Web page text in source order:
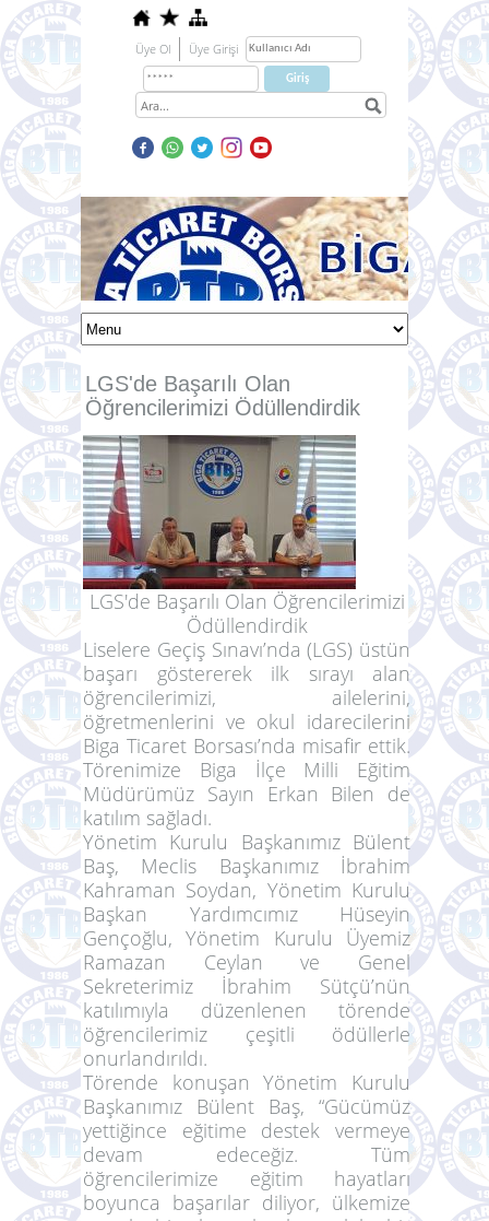
Üye Ol Üye Girişi
LGS'de Başarılı Olan
Öğrencilerimizi Ödüllendirdik
LGS'de Başarılı Olan Öğrencilerimizi
Ödüllendirdik
Liselere Geçiş Sınavı’nda (LGS) üstün
başarı göstererek ilk sırayı alan
öğrencilerimizi, ailelerini,
öğretmenlerini ve okul idarecilerini
Biga Ticaret Borsası’nda misafir ettik.
Törenimize Biga İlçe Milli Eğitim
Müdürümüz Sayın Erkan Bilen de
katılım sağladı.
Yönetim Kurulu Başkanımız Bülent
Baş, Meclis Başkanımız İbrahim
Kahraman Soydan, Yönetim Kurulu
Başkan Yardımcımız Hüseyin
Gençoğlu, Yönetim Kurulu Üyemiz
Ramazan Ceylan ve Genel
Sekreterimiz İbrahim Sütçü’nün
katılımıyla düzenlenen törende
öğrencilerimiz çeşitli ödüllerle
onurlandırıldı.
Törende konuşan Yönetim Kurulu
Başkanımız Bülent Baş, “Gücümüz
yettiğince eğitime destek vermeye
devam edeceğiz. Tüm
öğrencilerimize eğitim hayatları
boyunca başarılar diliyor, ülkemize